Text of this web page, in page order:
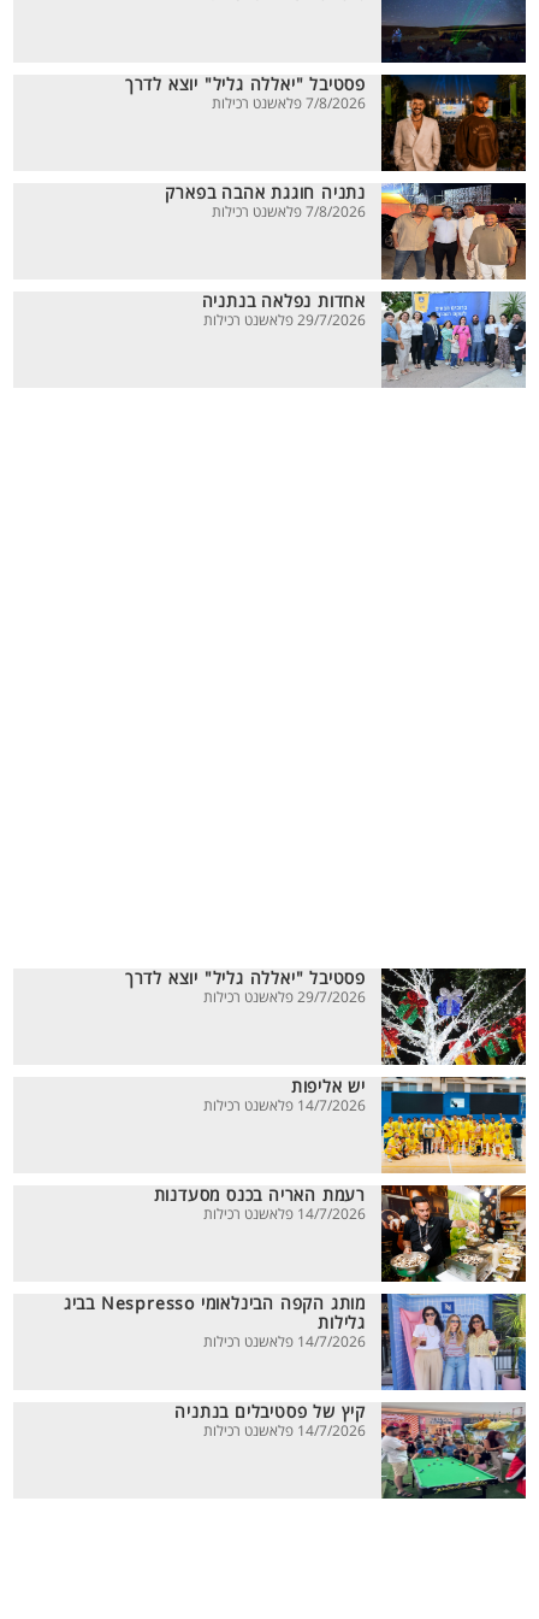
פסטיבל "יאללה גליל" יוצא לדרך
7/8/2026 פלאשנט רכילות
נתניה חוגגת אהבה בפארק
7/8/2026 פלאשנט רכילות
אחדות נפלאה בנתניה
29/7/2026 פלאשנט רכילות
פסטיבל "יאללה גליל" יוצא לדרך
29/7/2026 פלאשנט רכילות
יש אליפות
14/7/2026 פלאשנט רכילות
רעמת האריה בכנס מסעדנות
14/7/2026 פלאשנט רכילות
מותג הקפה הבינלאומי Nespresso בביג
גלילות
14/7/2026 פלאשנט רכילות
קיץ של פסטיבלים בנתניה
14/7/2026 פלאשנט רכילות